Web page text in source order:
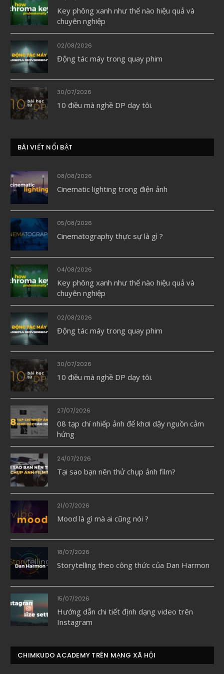
Key phông xanh như thế nào hiệu quả và
chuyên nghiệp
02/08/2026
Động tác máy trong quay phim
30/07/2026
10 điều mà nghề DP dạy tôi.
BÀI VIẾT NỔI BẬT
08/08/2026
Cinematic lighting trong điện ảnh
05/08/2026
Cinematography thực sự là gì ?
04/08/2026
Key phông xanh như thế nào hiệu quả và
chuyên nghiệp
02/08/2026
Động tác máy trong quay phim
30/07/2026
10 điều mà nghề DP dạy tôi.
27/07/2026
08 tạp chí nhiếp ảnh để khơi dậy nguồn cảm
hứng
24/07/2026
Tại sao bạn nên thử chụp ảnh film?
21/07/2026
Mood là gì mà ai cũng nói ?
18/07/2026
Storytelling theo công thức của Dan Harmon
15/07/2026
Hướng dẫn chi tiết định dạng video trên
Instagram
CHIMKUDO ACADEMY TRÊN MẠNG XÃ HỘI